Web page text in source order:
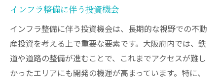
インフラ整備に伴う投資機会
インフラ整備に伴う投資機会は、長期的な視野での不動
産投資を考える上で重要な要素です。大阪府内では、鉄
道や道路の整備が進むことで、これまでアクセスが難し
かったエリアにも開発の機運が高まっています。特に、